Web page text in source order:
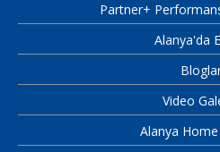
Partner+
Alanya'da
Video
Alanya